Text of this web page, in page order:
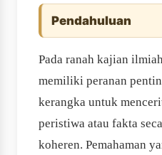
Pendahuluan
Pada ranah kajian
memiliki peranan
kerangka untuk
peristiwa atau fakta
koheren. Pemahaman